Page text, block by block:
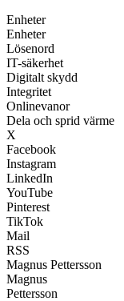
Enheter
Enheter
Lösenord
IT-säkerhet
Digitalt skydd
Integritet
Onlinevanor
Dela och sprid värme
X
Facebook
Instagram
LinkedIn
YouTube
Pinterest
TikTok
Mail
RSS
Magnus Pettersson
Magnus
Pettersson